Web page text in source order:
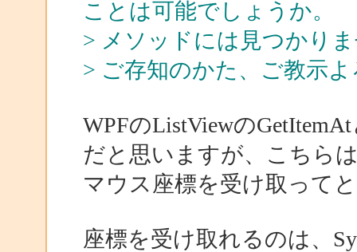
ことは可能でしょうか。
> メソッドには見つかり
> ご存知のかた、ご教示
WPFのListViewの
だと思いますが、こちら
マウス座標を受け取って
座標を受け取れるのは、